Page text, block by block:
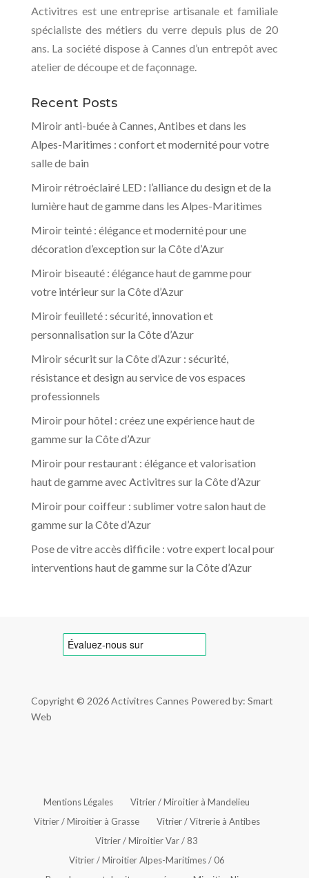
Activitres est une entreprise artisanale et familiale
spécialiste des métiers du verre depuis plus de 20
ans. La société dispose à Cannes d’un entrepôt avec
atelier de découpe et de façonnage.
Recent Posts
Miroir anti-buée à Cannes, Antibes et dans les
Alpes-Maritimes : confort et modernité pour votre
salle de bain
Miroir rétroéclairé LED : l’alliance du design et de la
lumière haut de gamme dans les Alpes-Maritimes
Miroir teinté : élégance et modernité pour une
décoration d’exception sur la Côte d’Azur
Miroir biseauté : élégance haut de gamme pour
votre intérieur sur la Côte d’Azur
Miroir feuilleté : sécurité, innovation et
personnalisation sur la Côte d’Azur
Miroir sécurit sur la Côte d’Azur : sécurité,
résistance et design au service de vos espaces
professionnels
Miroir pour hôtel : créez une expérience haut de
gamme sur la Côte d’Azur
Miroir pour restaurant : élégance et valorisation
haut de gamme avec Activitres sur la Côte d’Azur
Miroir pour coiffeur : sublimer votre salon haut de
gamme sur la Côte d’Azur
Pose de vitre accès difficile : votre expert local pour
interventions haut de gamme sur la Côte d’Azur
Copyright © 2026Activitres Cannes Powered by: Smart
Web
Mentions Légales
Vitrier / Miroitier à Mandelieu
Vitrier / Miroitier à Grasse
Vitrier / Vitrerie à Antibes
Vitrier / Miroitier Var / 83
Vitrier / Miroitier Alpes-Maritimes / 06